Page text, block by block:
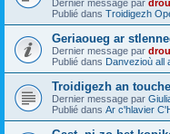
Dernier message par
Publié dans Troidigezh
Geriaoueg ar
Dernier message par
Publié dans Danvezioù all
Troidigezh an
Dernier message par
Publié dans Ar c'hlavier